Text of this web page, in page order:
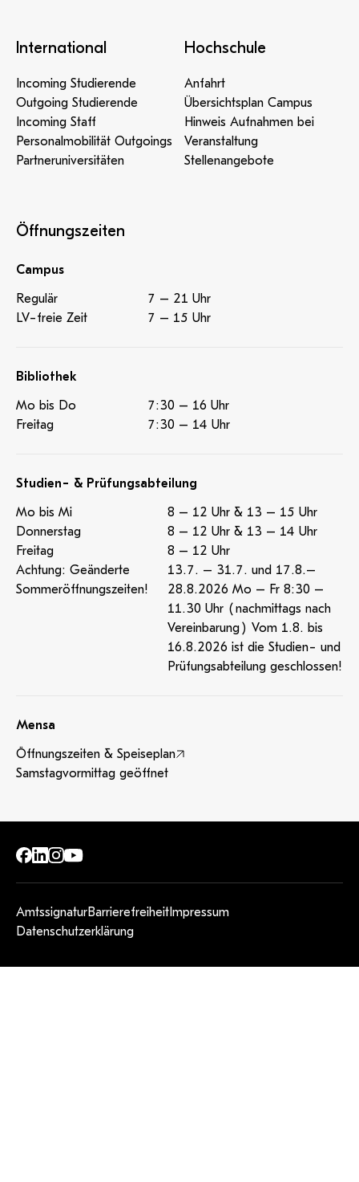
International
Incoming Studierende
Outgoing Studierende
Incoming Staff
Personalmobilität Outgoings
Partneruniversitäten
Hochschule
Anfahrt
Übersichtsplan Campus
Hinweis Aufnahmen bei
Veranstaltung
Stellenangebote
Öffnungszeiten
Campus
Regulär
7 – 21 Uhr
LV-freie Zeit
7 – 15 Uhr
Bibliothek
Mo bis Do
7:30 – 16 Uhr
Freitag
7:30 – 14 Uhr
Studien- & Prüfungsabteilung
Mo bis Mi
8 – 12 Uhr & 13 – 15 Uhr
Donnerstag
8 – 12 Uhr & 13 – 14 Uhr
Freitag
8 – 12 Uhr
Achtung: Geänderte
Sommeröffnungszeiten!
13.7. – 31.7. und 17.8.–
28.8.2026 Mo – Fr 8:30 –
11.30 Uhr (nachmittags nach
Vereinbarung) Vom 1.8. bis
16.8.2026 ist die Studien- und
Prüfungsabteilung geschlossen!
Mensa
Öffnungszeiten & Speiseplan
Samstagvormittag geöffnet
AmtssignaturBarrierefreiheit Impressum
Datenschutzerklärung